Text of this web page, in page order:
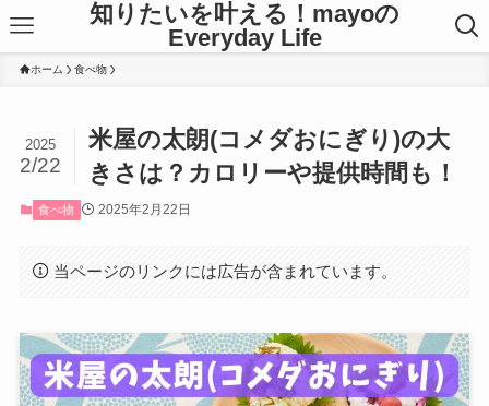
知りたいを叶える！mayoの
Everyday Life
ホーム 食べ物
米屋の太朗(コメダおにぎり)の大
きさは？カロリーや提供時間も！
2025
2/22
食べ物 2025年2月22日
当ページのリンクには広告が含まれています。